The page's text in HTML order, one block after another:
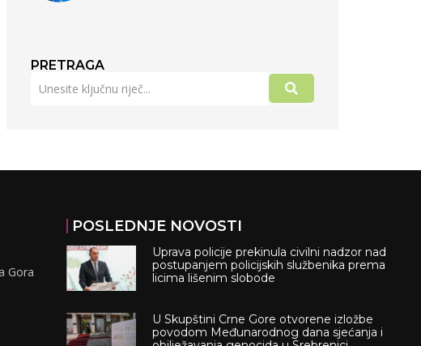
PRETRAGA
Gora
POSLEDNJE NOVOSTI
Uprava policije prekinula civilni nadzor nad
postupanjem policijskih službenika prema
licima lišenim slobode
U Skupštini Crne Gore otvorene izložbe
povodom Međunarodnog dana sjećanja i